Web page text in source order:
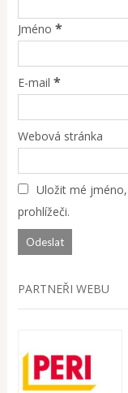
Jméno *
E-mail *
Webová stránka
Uložit mé
prohlížeči.
PARTNEŘI WEBU